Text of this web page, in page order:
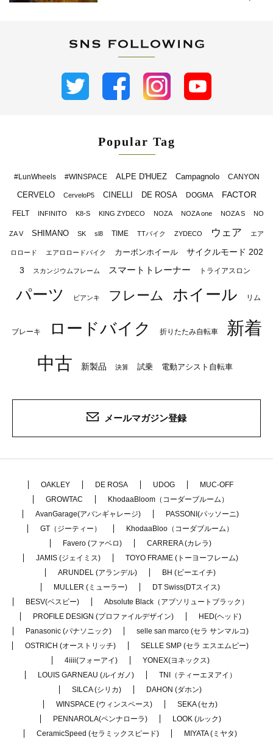
Popular Tag
#LunWheels #WINSPACE ALPE D'HUEZ Campagnolo CANYON
CERVELO CerveloP5 CINELLI DE ROSA DOGMA FACTOR
FELT INFINITO K8-S KING ZYDECO NOZA NOZA one NOZA S NO
ZA V SHIMANO SK sl8 TIME TTバイク ZYDECO ウェア エア
ロロード エアロロードバイク カーボンホイール
サイクルモード 202
3
スカンジウムフレーム スマートトレーナー トライアスロン
パーツ ビアンキ フレーム ホイール リム
ブレーキ ロードバイク 折りたたみ自転車
新着
中古
新製品 決算 試乗 電動アシスト自転車
メールマガジン登録
OAKLEY DE ROSA UDOG
MUC-OFF
GROWTAC
KhodaaBloom（コーダーブルーム）
AvanGarage(アバンギャレージ)
PASSONI(パッソーニ)
GT（ジーティー）
KhodaaBloo（コーダブルーム）
Favero (ファベロ)
CARRERA (カレラ)
JAMIS (ジェイミス)
TOYO FRAME (トーヨーフレーム)
ARUNDEL (アランデル)
BH (ビーエイチ)
MULLER (ミューラー)
DT Swiss(DTスイス)
BESV(ベスビー)
Absolute Black（アブソリュートブラック）
PROFILE DESIGN (プロファイルデザイン)
HED(ヘッド)
Panasonic (パナソニック)
selle san marco (セラ サンマルコ)
OSTRICH (オーストリッチ)
SELLE SMP (セラ エスエムピー)
4iiii(フォーアイ)
YONEX(ヨネックス)
LOUIS GARNEAU (ルイガノ)
TNI（ティーエヌアイ）
SILCA (シリカ)
DAHON (ダホン)
WINSPACE (ウィンスペース)
SEKA (セカ)
PENNAROLA(ペンナローラ)
LOOK (ルック)
CeramicSpeed (セラミックスピード)
MIYATA (ミヤタ)